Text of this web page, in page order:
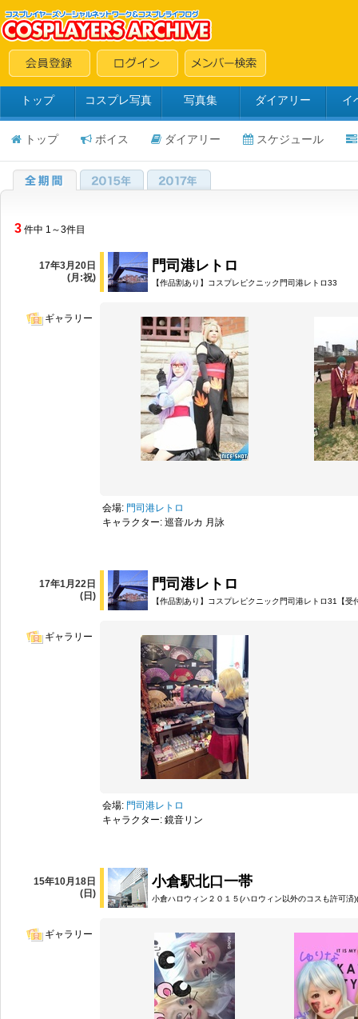
トップ コスプレ写真 写真集 ダイアリー イ
トップ ボイス ダイアリー スケジュール
3 件中 1～3件目
17年3月20日
(月:祝)
門司港レトロ
【作品割あり】コスプレピクニック門司港レトロ33
ギャラリー
会場: 門司港レトロ
キャラクター: 巡音ルカ 月詠
17年1月22日
(日)
門司港レトロ
【作品割あり】コスプレピクニック門司港レトロ31【受
ギャラリー
会場: 門司港レトロ
キャラクター: 鏡音リン
15年10月18日
(日)
小倉駅北口一帯
小倉ハロウィン２０１５(ハロウィン以外のコスも許可済
ギャラリー